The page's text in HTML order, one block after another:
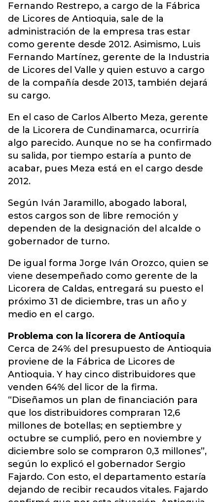
Fernando Restrepo, a cargo de la Fábrica
de Licores de Antioquia, sale de la
administración de la empresa tras estar
como gerente desde 2012. Asimismo, Luis
Fernando Martínez, gerente de la Industria
de Licores del Valle y quien estuvo a cargo
de la compañía desde 2013, también dejará
su cargo.
En el caso de Carlos Alberto Meza, gerente
de la Licorera de Cundinamarca, ocurriría
algo parecido. Aunque no se ha confirmado
su salida, por tiempo estaría a punto de
acabar, pues Meza está en el cargo desde
2012.
Según Iván Jaramillo, abogado laboral,
estos cargos son de libre remoción y
dependen de la designación del alcalde o
gobernador de turno.
De igual forma Jorge Iván Orozco, quien se
viene desempeñado como gerente de la
Licorera de Caldas, entregará su puesto el
próximo 31 de diciembre, tras un año y
medio en el cargo.
Problema con la licorera de Antioquia
Cerca de 24% del presupuesto de Antioquia
proviene de la Fábrica de Licores de
Antioquia. Y hay cinco distribuidores que
venden 64% del licor de la firma.
“Diseñamos un plan de financiación para
que los distribuidores compraran 12,6
millones de botellas; en septiembre y
octubre se cumplió, pero en noviembre y
diciembre solo se compraron 0,3 millones”,
según lo explicó el gobernador Sergio
Fajardo. Con esto, el departamento estaría
dejando de recibir recaudos vitales. Fajardo